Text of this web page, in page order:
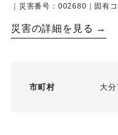
｜災害番号：002680｜固有
災害の詳細を見る →
市町村 大分